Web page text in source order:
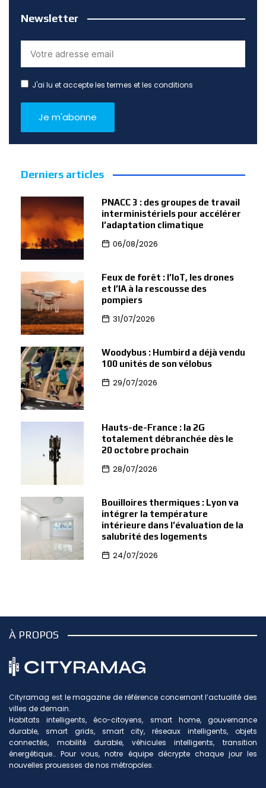
Newsletter
J'ai lu et accepte les termes et les conditions
Derniers articles
PNACC 3 : des groupes de travail
interministériels pour accélérer
l’adaptation climatique
06/08/2026
Feux de forêt : l’IoT, les drones
et l’IA à la rescousse des
pompiers
31/07/2026
Woodybus : Humbird a déjà vendu
100 unités de son vélobus
29/07/2026
Hauts-de-France : la 2G
totalement débranchée dès le
20 octobre prochain
28/07/2026
Bouilloires thermiques : Lyon va
intégrer la température
intérieure dans l’évaluation de la
salubrité des logements
24/07/2026
À PROPOS
Cityramag est le magazine de référence concernant l’actualité des
villes de demain.
Habitats intelligents, éco-citoyens, smart home, gouvernance
durable, smart grids, smart city, réseaux intelligents, objets
connectés, mobilité durable, véhicules intelligents, transition
énergétique… Pour vous, notre équipe décrypte chaque jour les
nouvelles prouesses de nos métropoles.